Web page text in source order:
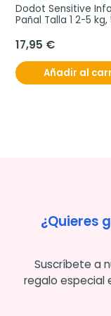
Dodot Sensitive
Pañal Talla 1 2-5 kg,
17,95 €
Añadir al
¿Quieres
Suscríbete a
regalo especial